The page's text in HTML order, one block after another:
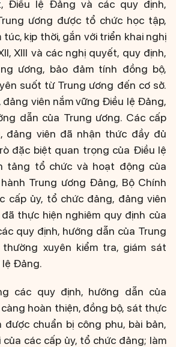
Điều lệ Đảng và các quy định,
ương được tổ chức học tập,
kịp thời, gắn với triển khai nghị
XIII và các nghị quyết, quy định,
ương, bảo đảm tính đồng bộ,
suốt từ Trung ương đến cơ sở.
đảng viên nắm vững Điều lệ Đảng,
dẫn của Trung ương. Các cấp
đảng viên đã nhận thức đầy đủ
đặc biệt quan trọng của Điều lệ
tảng tổ chức và hoạt động của
Trung ương Đảng, Bộ Chính
cấp ủy, tổ chức đảng, đảng viên
thực hiện nghiêm quy định của
quy định, hướng dẫn của Trung
xuyên kiểm tra, giám sát
lệ Đảng.
các quy định, hướng dẫn của
hoàn thiện, đồng bộ, sát thực
được chuẩn bị công phu, bài bản,
của các cấp ủy, tổ chức đảng; làm